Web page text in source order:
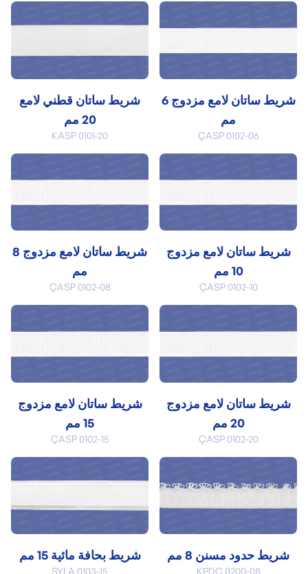
شريط ساتان قطني لامع
20 مم
KASP 0101-20
شريط ساتان لامع مزدوج 6
مم
ÇASP 0102-06
شريط ساتان لامع مزدوج 8
مم
ÇASP 0102-08
شريط ساتان لامع مزدوج
10 مم
ÇASP 0102-10
شريط ساتان لامع مزدوج
15 مم
ÇASP 0102-15
شريط ساتان لامع مزدوج
20 مم
ÇASP 0102-20
شريط بحافة مائية 15 مم
SYLA 0103-15
شريط حدود مسنن 8 مم
KPDC 0200-08